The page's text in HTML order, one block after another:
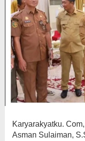
Karyarakyatku.
Asman Sulaiman,